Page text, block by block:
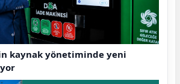
kaynak yönetiminde yeni